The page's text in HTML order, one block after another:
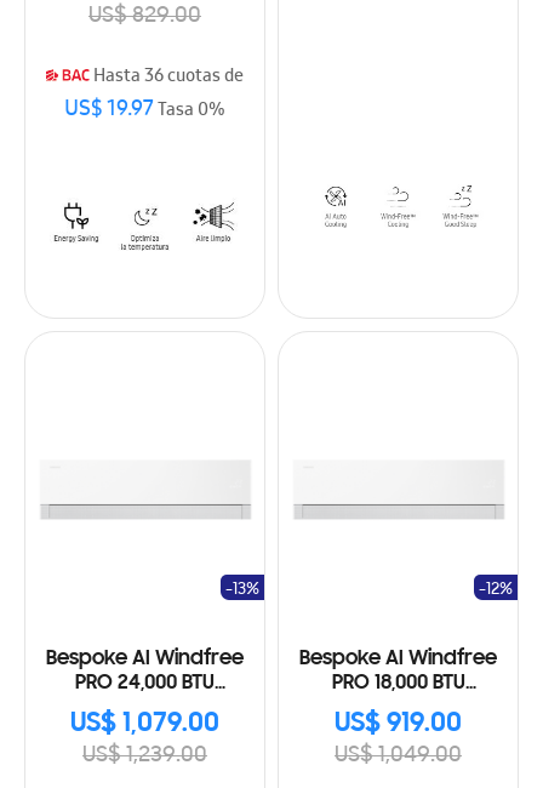
US$ 829.00
Hasta 36 cuotas de
US$ 19.97Tasa 0%
Bespoke AI Windfree
PRO 24,000 BTU
AR70H24D1FWNAP
US$ 1,079.00
US$ 1,239.00
-13%
Bespoke AI Windfree
PRO 18,000 BTU
AR70H18D1FWNAP
US$ 919.00
US$ 1,049.00
-12%